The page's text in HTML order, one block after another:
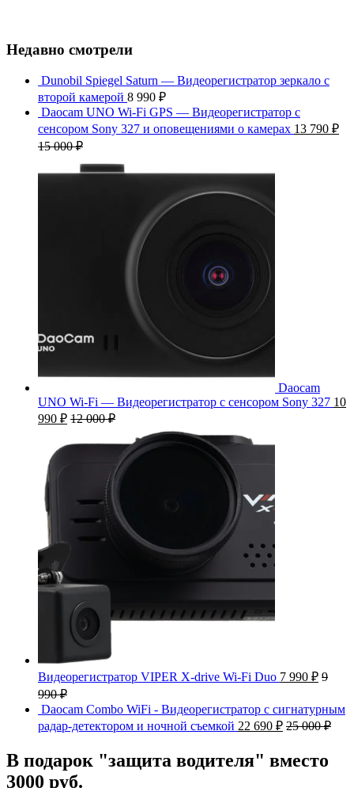
Недавно смотрели
Dunobil Spiegel Saturn — Видеорегистратор зеркало с
второй камерой 8 990 ₽
Daocam UNO Wi-Fi GPS — Видеорегистратор с
сенсором Sony 327 и оповещениями о камерах 13 790 ₽
15 000₽
Daocam
UNO Wi-Fi — Видеорегистратор с сенсором Sony 327 10
990 ₽ 12 000₽
Видеорегистратор VIPER X-drive Wi-Fi Duo 7 990 ₽ 9
990₽
Daocam Combo WiFi - Видеорегистратор с сигнатурным
радар-детектором и ночной съемкой 22 690 ₽ 25 000₽
В подарок "защита водителя" вместо
3000 руб.